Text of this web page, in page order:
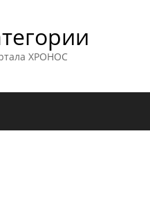
ХРОНОС